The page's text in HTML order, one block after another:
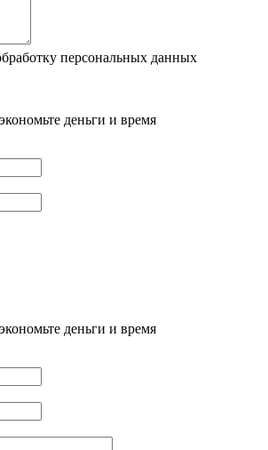
персональных данных
деньги и время
деньги и время